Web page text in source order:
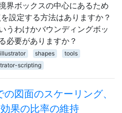
界ボックスの中心にあるため
設定する方法はありますか？
うわけかバウンディングボッ
必要がありますか？
shapes
tools
scripting
図面のスケーリング、
果の比率の維持